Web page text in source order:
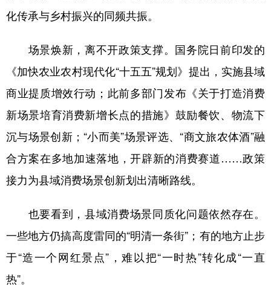
Русский язык 日本語 한국어
Deutsch Português
化传承与乡村振兴的同频共振。
场景焕新，离不开政策支撑。国务院日前印发的
《加快农业农村现代化“十五五”规划》提出，实施县域
商业提质增效行动；此前多部门发布《关于打造消费
新场景培育消费新增长点的措施》鼓励餐饮、物流下
沉与场景创新；“小而美”场景评选、“商文旅农体酒”融
合方案在多地加速落地，开辟新的消费赛道……政策
接力为县域消费场景创新划出清晰路线。
也要看到，县域消费场景同质化问题依然存在。
一些地方仍搞高度雷同的“明清一条街”；有的地方止步
于“造一个网红景点”，难以把“一时热”转化成“一直
热”。